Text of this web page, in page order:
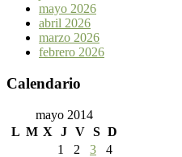
mayo 2026
abril 2026
marzo 2026
febrero 2026
Calendario
mayo 2014
L M X J V S D
1
2 3
4